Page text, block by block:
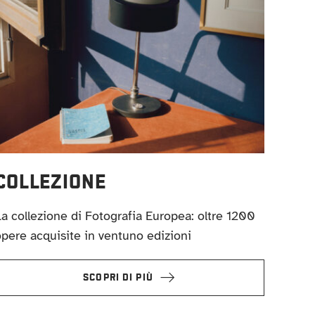
collezione di Fotografia Europea: oltre 1200
acquisite in ventuno edizioni
SCOPRI DI PIÙ